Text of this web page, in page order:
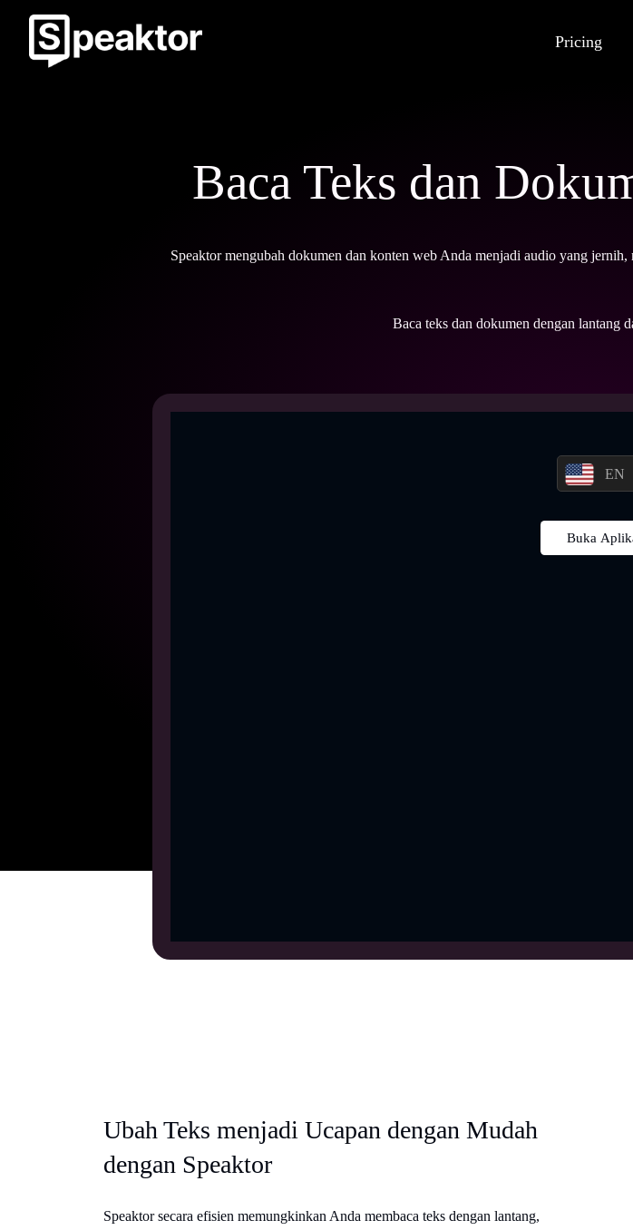
Pricing
Baca Teks dan
Speaktor mengubah dokumen dan konten web Anda menjadi audio yang
Baca teks dan dokumen dengan lantang
EN
Buka
Ubah Teks menjadi Ucapan dengan Mudah
dengan Speaktor
Speaktor secara efisien memungkinkan Anda membaca teks dengan lantang,